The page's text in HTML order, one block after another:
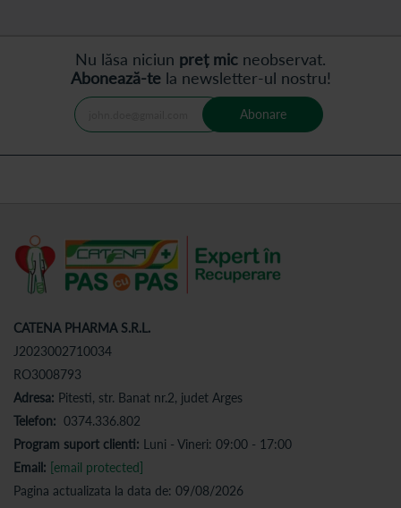
Nu lăsa niciun preț mic neobservat.
Abonează-tela newsletter-ul nostru!
Abonare
CATENA PHARMA S.R.L.
J2023002710034
RO3008793
Adresa: Pitesti, str. Banat nr.2, judet Arges
Telefon: 0374.336.802
Program suport clienti: Luni - Vineri: 09:00 - 17:00
Email: [email protected]
Pagina actualizata la data de: 09/08/2026